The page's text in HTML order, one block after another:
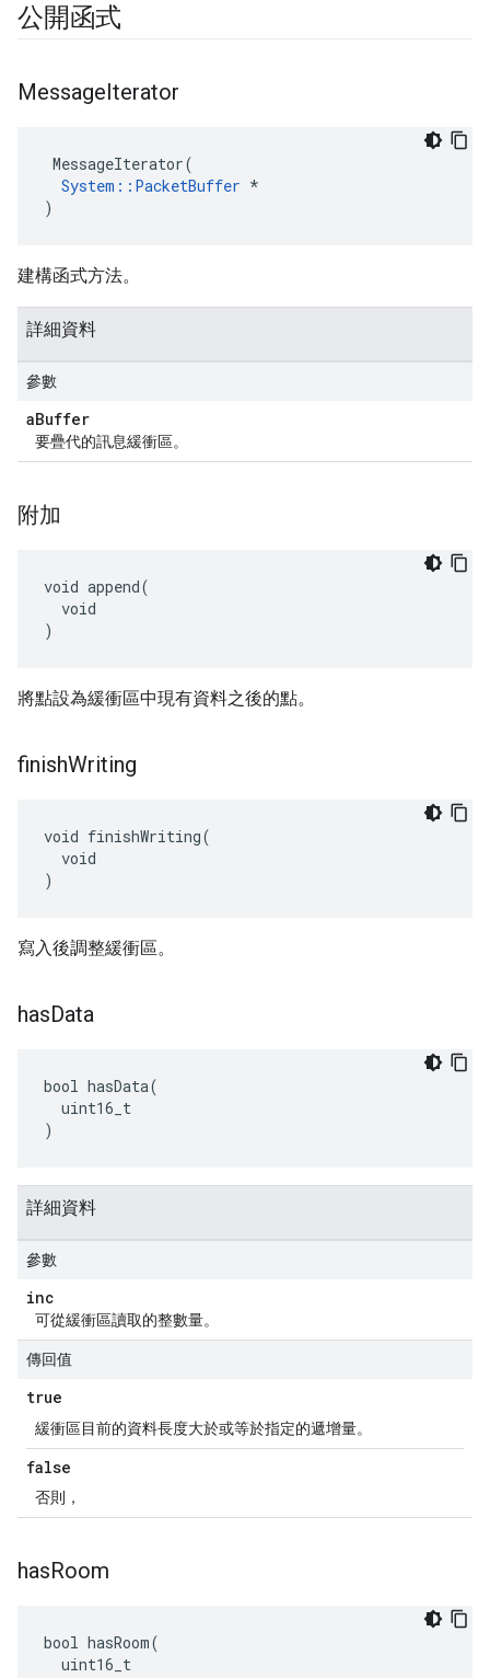
公開函式
MessageIterator
MessageIterator(
System::PacketBuffer *
)
建構函式方法。
詳細資料
參數
aBuffer
要疊代的訊息緩衝區。
附加
void append(
  void
)
將點設為緩衝區中現有資料之後的點。
finishWriting
void finishWriting(
  void
)
寫入後調整緩衝區。
hasData
bool hasData(
  uint16_t
)
詳細資料
參數
inc
可從緩衝區讀取的整數量。
傳回值
true
緩衝區目前的資料長度大於或等於指定的遞增量。
false
否則，
hasRoom
bool hasRoom(
  uint16_t